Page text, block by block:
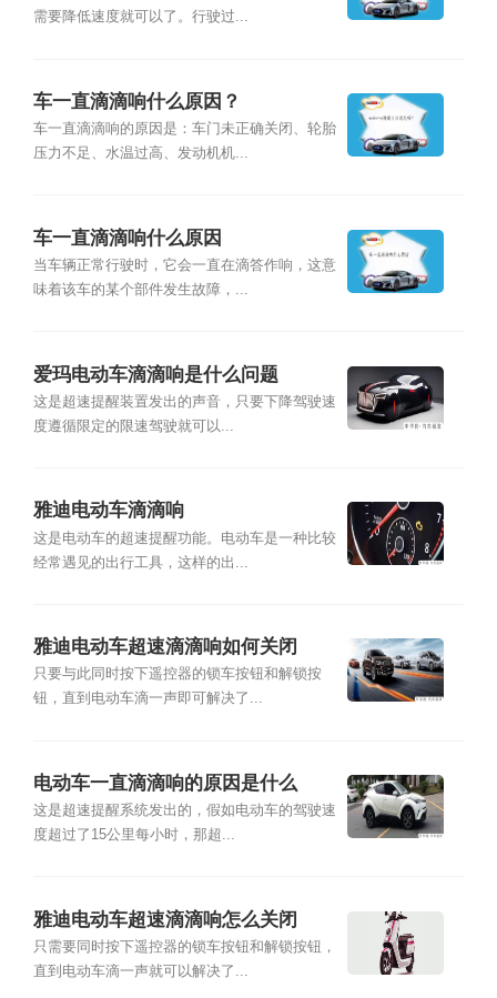
需要降低速度就可以了。行驶过...
车一直滴滴响什么原因？
车一直滴滴响的原因是：车门未正确关闭、轮胎
压力不足、水温过高、发动机机...
车一直滴滴响什么原因
当车辆正常行驶时，它会一直在滴答作响，这意
味着该车的某个部件发生故障，...
爱玛电动车滴滴响是什么问题
这是超速提醒装置发出的声音，只要下降驾驶速
度遵循限定的限速驾驶就可以...
雅迪电动车滴滴响
这是电动车的超速提醒功能。电动车是一种比较
经常遇见的出行工具，这样的出...
雅迪电动车超速滴滴响如何关闭
只要与此同时按下遥控器的锁车按钮和解锁按
钮，直到电动车滴一声即可解决了...
电动车一直滴滴响的原因是什么
这是超速提醒系统发出的，假如电动车的驾驶速
度超过了15公里每小时，那超...
雅迪电动车超速滴滴响怎么关闭
只需要同时按下遥控器的锁车按钮和解锁按钮，
直到电动车滴一声就可以解决了...